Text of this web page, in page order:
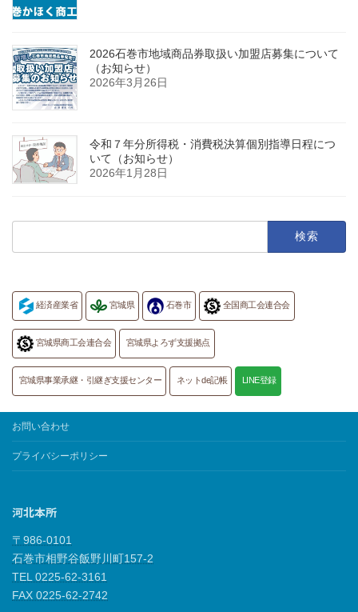
2026石巻市地域商品券取扱い加盟店募集について
（お知らせ）
2026年3月26日
令和７年分所得税・消費税決算個別指導日程につ
いて（お知らせ）
2026年1月28日
検
経済産業省 宮城県 石巻市 全国商工会連合会
宮城県商工会連合会 宮城県よろず支援拠点
宮城県事業承継・引継ぎ支援センター ネットde記帳 LINE登録
お問い合わせ
プライバシーポリシー
河北本所
〒986-0101
石巻市相野谷飯野川町157-2
TEL 0225-62-3161
FAX 0225-62-2742